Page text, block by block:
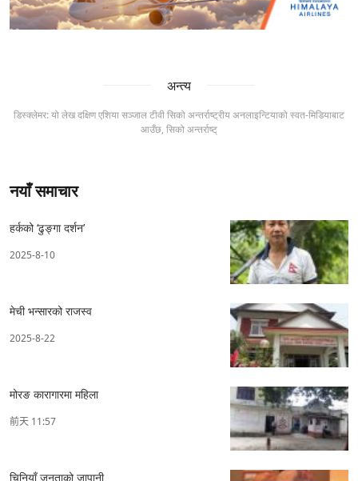
अन्त्य
डिस्क्लेमर: यो लेख दक्षिण एशिया सञ्जाल टीवी सिको अन्तर्राष्ट्रीय अनलाइन्टियाको स्वत-मिडियाबाट
आउँछ, सिको अन्तर्राष्ट्
नयाँ समाचार
हर्कको ‘ढुङ्गा दर्शन’
2025-8-10
मेची भन्सारको राजस्व
2025-8-22
मोरङ कारागारमा महिला
前天 11:57
चिनियाँ जनताको जापानी